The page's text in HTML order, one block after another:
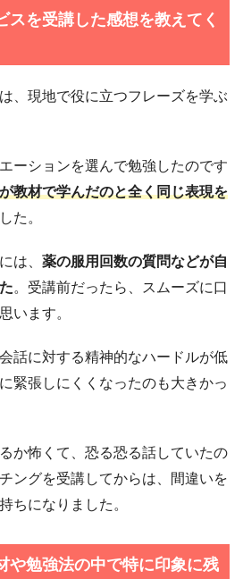
スを受講した感想を教えてく
、現地で役に立つフレーズを学ぶ
ーションを選んで勉強したのです
教材で学んだのと全く同じ表現を
た。
は、 薬の服用回数の質問などが自
。受講前だったら、スムーズに口
います。
話に対する精神的なハードルが低
緊張しにくくなったのも大きかっ
か怖くて、恐る恐る話していたの
ングを受講してからは、間違いを
ちになりました。
や勉強法の中で特に印象に残